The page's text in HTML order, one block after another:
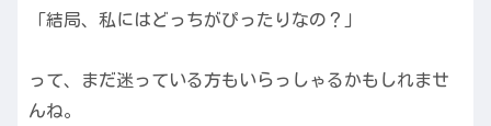
「結局、私にはどっちがぴったりなの？」
って、まだ迷っている方もいらっしゃるかもしれませ
んね。